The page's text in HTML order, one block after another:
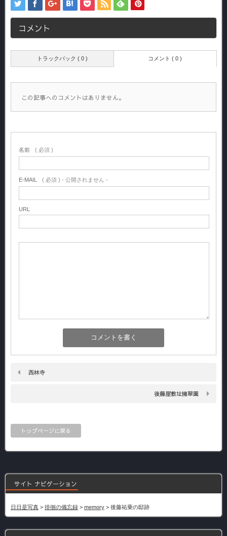
コメント
トラックバック ( 0 ) コメント ( 0 )
この記事へのコメントはありません。
名前 ( 必須 )
E-MAIL ( 必須 ) - 公開されません -
URL
西林寺
後藤屋敷址擁翠園
トップページに戻る
サイト ナビゲーション
日日是写真 > 徘徊の備忘録 > memory > 後藤祐乗の邸跡